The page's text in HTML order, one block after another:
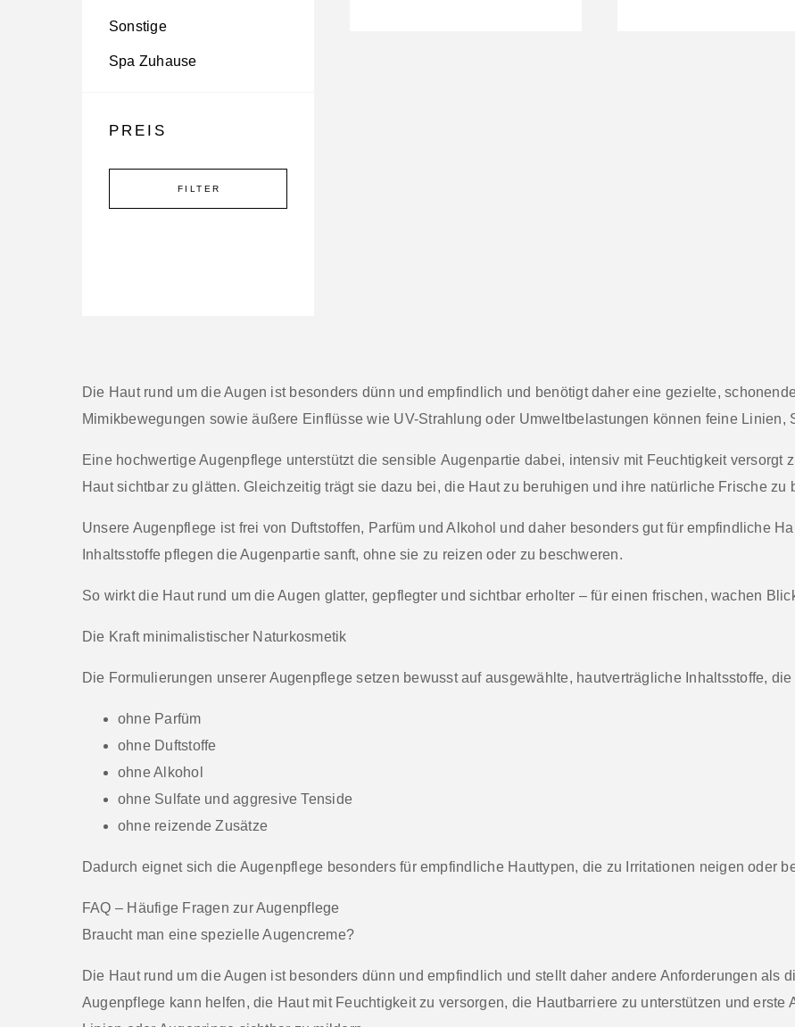
Sonstige
Spa Zuhause
PREIS
FILTER
Die Haut rund um die Augen ist besonders dünn und empfindlich und benötigt daher eine gezielte,
Mimikbewegungen sowie äußere Einflüsse wie UV-Strahlung oder Umweltbelastungen können feine Linien,
Eine hochwertige Augenpflege unterstützt die sensible Augenpartie dabei, intensiv mit Feuchtigkeit versorgt
Haut sichtbar zu glätten. Gleichzeitig trägt sie dazu bei, die Haut zu beruhigen und ihre natürliche Frische zu
Unsere Augenpflege ist frei von Duftstoffen, Parfüm und Alkohol und daher besonders gut fürempfindliche
Inhaltsstoffe pflegen die Augenpartie sanft, ohne sie zu reizen oder zu beschweren.
So wirkt die Haut rund um die Augen glatter, gepflegter und sichtbar erholter – für einen frischen, wachen
Die Kraft minimalistischer Naturkosmetik
Die Formulierungen unserer Augenpflege setzen bewusst auf ausgewählte, hautverträgliche Inhaltsstoffe,
ohne Parfüm
ohne Duftstoffe
ohne Alkohol
ohne Sulfateund aggresive Tenside
ohne reizende Zusätze
Dadurch eignet sich die Augenpflege besonders für empfindliche Hauttypen, die zu Irritationen neigen oder
FAQ – Häufige Fragen zur Augenpflege
Braucht man eine spezielle Augencreme?
Die Haut rund um die Augen ist besonders dünn und empfindlich und stellt daher andere Anforderungen als
Augenpflege kann helfen, die Haut mit Feuchtigkeit zu versorgen, die Hautbarriere zu unterstützen und erste